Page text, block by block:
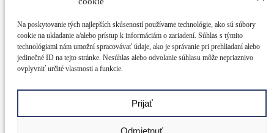
Na poskytovanie tých najlepších skúseností používame technológie, ako sú súbory
cookie na ukladanie a/alebo prístup k informáciám o zariadení. Súhlas s týmito
technológiami nám umožní spracovávať údaje, ako je správanie pri prehliadaní alebo
jedinečné ID na tejto stránke. Nesúhlas alebo odvolanie súhlasu môže nepriaznivo
ovplyvniť určité vlastnosti a funkcie.
Prijať
Odmietnuť
© 2026 Igor Janckulík Vytvorili v
Adresa:
Igor Janckulík
Národná rada SR
Nám. Alexandra Dubčeka 1
812 80 Bratislava
E-mail:
igor.janckulik@nrsr.sk
Oravský záchranný systém